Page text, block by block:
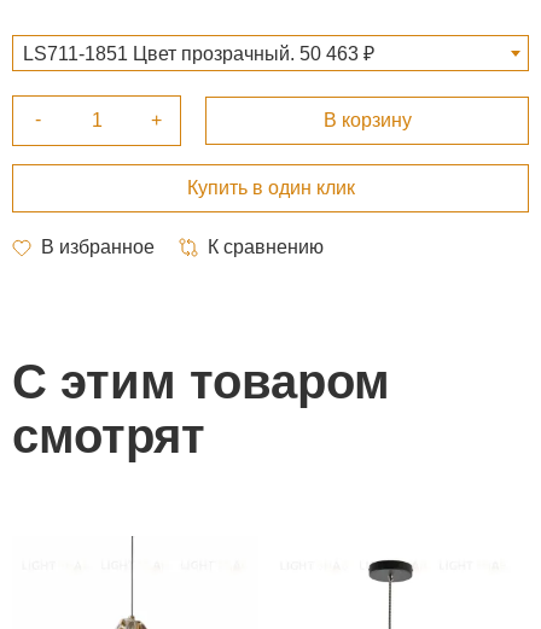
LS711-1851 Цвет прозрачный. 50 463 ₽
С этим товаром
смотрят